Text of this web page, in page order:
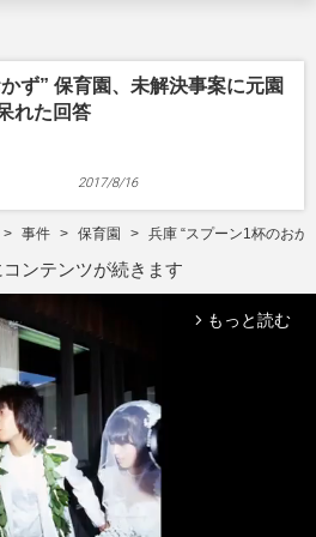
ず” 保育園、未解決事案に元園
れた回答
2017/8/16
事件 保育園 兵庫 “スプーン1杯のお
ンテンツが続きます
arrow_forward_ios もっと読む